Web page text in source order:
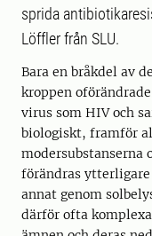
sprida
Löffler från SLU.
Bara en bråkdel av
kroppen
virus som HIV och
biologiskt, framför
modersubstanserna
förändras
annat genom
därför ofta